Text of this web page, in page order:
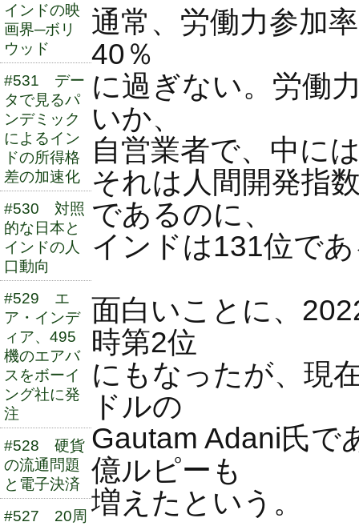
インドの映
画界─ボリ
ウッド
#531 デー
タで見るパ
ンデミック
によるイン
ドの所得格
差の加速化
#530 対照
的な日本と
インドの人
口動向
#529 エ
ア・インデ
ィア、495
機のエアバ
スをボーイ
ング社に発
注
#528 硬貨
の流通問題
と電子決済
#527 20周
通常、労働力参加
40％
に過ぎない。労働
いか、
自営業者で、中に
それは人間開発指
であるのに、
インドは131位で
面白いことに、
時第2位
にもなったが、現
ドルの
Gautam Adani氏で
億ルピーも
増えたという。